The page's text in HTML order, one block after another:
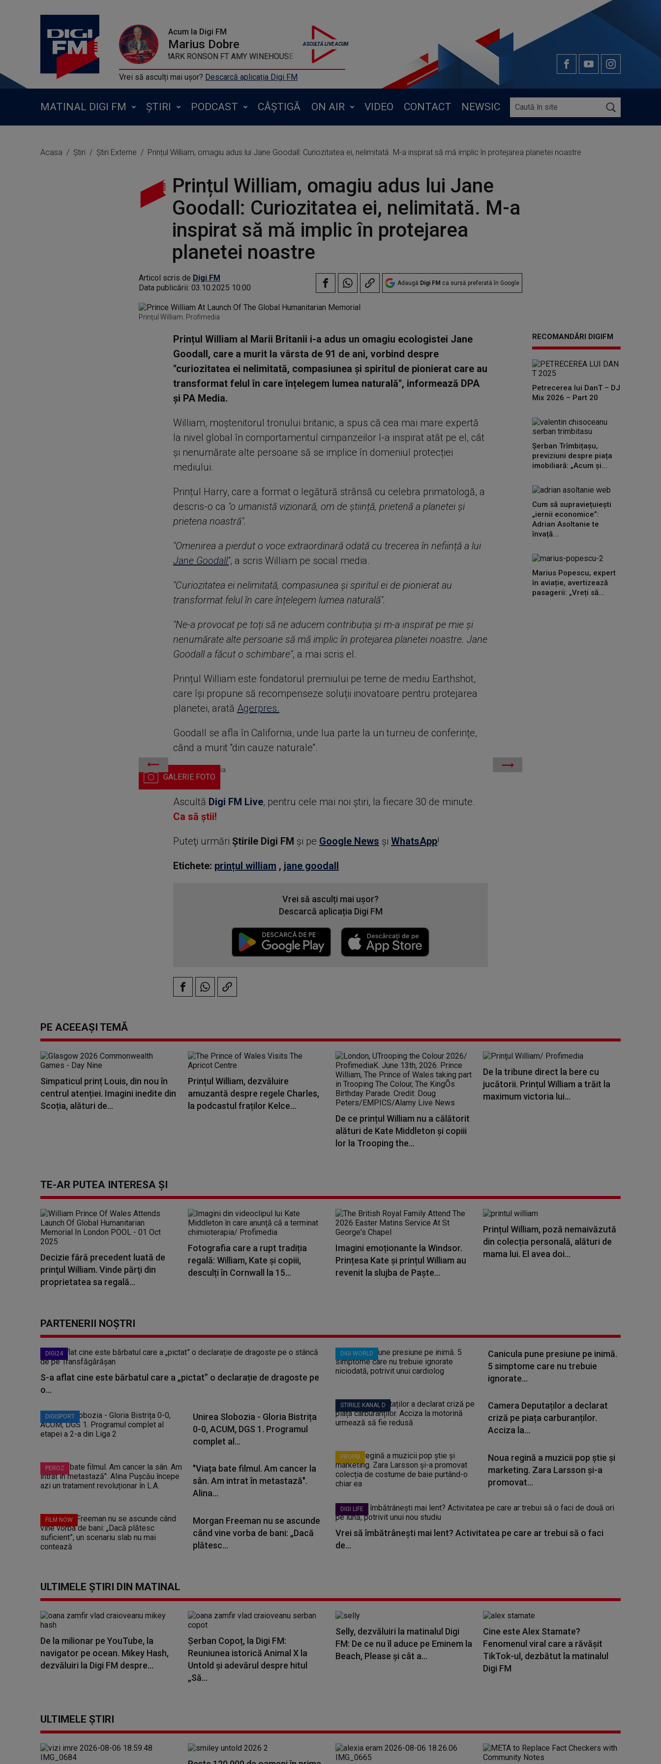
Acum la Digi FM
Marius Dobre
MARK RONSON FT AMY WINEHOUSE - Valerie
Vrei să asculți mai ușor? Descarcă aplicația Digi FM
MATINAL DIGI FM ȘTIRI PODCAST CÂȘTIGĂ ON AIR VIDEO CONTACT NEWSIC
Acasa Știri Știri Externe Prințul William, omagiu adus lui Jane Goodall: Curiozitatea ei, nelimitată. M-a inspirat să mă implic în protejarea planetei noastre
Prințul William, omagiu adus lui Jane
Goodall: Curiozitatea ei, nelimitată. M-a
inspirat să mă implic în protejarea
planetei noastre
Articol scris de Digi FM
Data publicării: 03.10.2025 10:00 Adaugă Digi FM ca sursă preferată în Google
Prințul William. Profimedia
Prințul William al Marii Britanii i-a adus un omagiu ecologistei Jane
Goodall, care a murit la vârsta de 91 de ani, vorbind despre
''curiozitatea ei nelimitată, compasiunea și spiritul de pionierat care au
transformat felul în care înțelegem lumea naturală'', informează DPA
și PA Media.
William, moștenitorul tronului britanic, a spus că cea mai mare expertă
la nivel global în comportamentul cimpanzeilor l-a inspirat atât pe el, cât
și nenumărate alte persoane să se implice în domeniul protecției
mediului.
Prințul Harry, care a format o legătură strânsă cu celebra primatologă, a
descris-o ca ''o umanistă vizionară, om de știință, prietenă a planetei și
prietena noastră''.
''Omenirea a pierdut o voce extraordinară odată cu trecerea în neființă a lui
Jane Goodall'', a scris William pe social media.
''Curiozitatea ei nelimitată, compasiunea și spiritul ei de pionierat au
transformat felul în care înțelegem lumea naturală''.
''Ne-a provocat pe toți să ne aducem contribuția și m-a inspirat pe mie și
nenumărate alte persoane să mă implic în protejarea planetei noastre. Jane
Goodall a făcut o schimbare'', a mai scris el.
Prințul William este fondatorul premiului pe teme de mediu Earthshot,
care își propune să recompenseze soluții inovatoare pentru protejarea
planetei, arată Agerpres.
Goodall se afla în California, unde lua parte la un turneu de conferințe,
când a murit ''din cauze naturale''.
Dr. Jane Goodall. Profimedia
Ascultă Digi FM Live, pentru cele mai noi știri, la fiecare 30 de minute.
Ca să știi!
Puteţi urmări Știrile Digi FM şi pe Google News şi WhatsApp!
Etichete: prințul william , jane goodall
Vrei să asculți mai ușor?
Descarcă aplicația Digi FM
RECOMANDĂRI DIGIFM
Petrecerea lui DanT – DJ
Mix 2026 – Part 20
Șerban Trîmbițașu,
previziuni despre piața
imobiliară: „Acum și...
Cum să supraviețuiești
„iernii economice”:
Adrian Asoltanie te
învață...
Marius Popescu, expert
în aviație, avertizează
pasagerii: „Vreți să...
PE ACEEAȘI TEMĂ
Simpaticul prinț Louis, din nou în
centrul atenției. Imagini inedite din
Scoția, alături de...
Prințul William, dezvăluire
amuzantă despre regele Charles,
la podcastul fraților Kelce...
De ce prințul William nu a călătorit
alături de Kate Middleton și copiii
lor la Trooping the...
De la tribune direct la bere cu
jucătorii. Prințul William a trăit la
maximum victoria lui...
TE-AR PUTEA INTERESA ȘI
Decizie fără precedent luată de
prinţul William. Vinde părţi din
proprietatea sa regală...
Fotografia care a rupt tradiția
regală: William, Kate și copiii,
desculți în Cornwall la 15...
Imagini emoționante la Windsor.
Prințesa Kate și prințul William au
revenit la slujba de Paște...
Prințul William, poză nemaivăzută
din colecția personală, alături de
mama lui. El avea doi...
PARTENERII NOȘTRI
DIGI24
S-a aflat cine este bărbatul care a „pictat” o declarație de dragoste pe
o...
DIGISPORT
Unirea Slobozia - Gloria Bistrița
0-0, ACUM, DGS 1. Programul
complet al...
PEROZ
"Viața bate filmul. Am cancer la
sân. Am intrat în metastază".
Alina...
FILM NOW
Morgan Freeman nu se ascunde
când vine vorba de bani: „Dacă
plătesc...
DIGI WORLD
Canicula pune presiune pe inimă.
5 simptome care nu trebuie
ignorate...
STIRILE KANAL D
Camera Deputaților a declarat
criză pe piața carburanților.
Acciza la...
PROFM
Noua regină a muzicii pop știe și
marketing. Zara Larsson și-a
promovat...
DIGI LIFE
Vrei să îmbătrânești mai lent? Activitatea pe care ar trebui să o faci
de...
ULTIMELE ȘTIRI DIN MATINAL
De la milionar pe YouTube, la
navigator pe ocean. Mikey Hash,
dezvăluiri la Digi FM despre...
Șerban Copoț, la Digi FM:
Reuniunea istorică Animal X la
Untold și adevărul despre hitul
„Să...
Selly, dezvăluiri la matinalul Digi
FM: De ce nu îl aduce pe Eminem la
Beach, Please și cât a...
Cine este Alex Stamate?
Fenomenul viral care a răvășit
TikTok-ul, dezbătut la matinalul
Digi FM
ULTIMELE ȘTIRI